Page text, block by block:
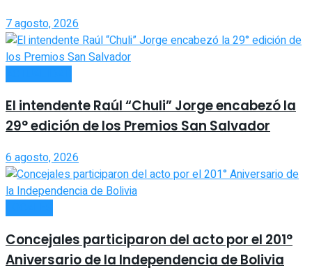
7 agosto, 2026
El intendente Raúl “Chuli” Jorge encabezó la
29° edición de los Premios San Salvador
6 agosto, 2026
Concejales participaron del acto por el 201°
Aniversario de la Independencia de Bolivia